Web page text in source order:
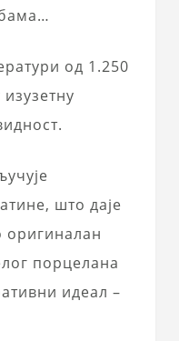
од 1.250
што даје
оригиналан
порцелана
идеал –